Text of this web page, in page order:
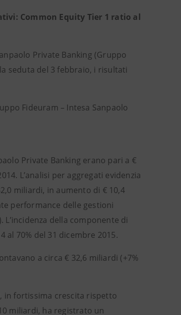
Common Equity Tier 1 ratio al
Private Banking (Gruppo
seduta del 3 febbraio, i risultati
Fideuram – Intesa Sanpaolo
Private Banking erano pari a €
L’analisi per aggregati evidenzia
miliardi, in aumento di € 10,4
performance delle gestioni
della componente di
al 70% del 31 dicembre 2015.
a circa € 32,6 miliardi (+7%
in fortissima crescita rispetto
miliardi, ha registrato un